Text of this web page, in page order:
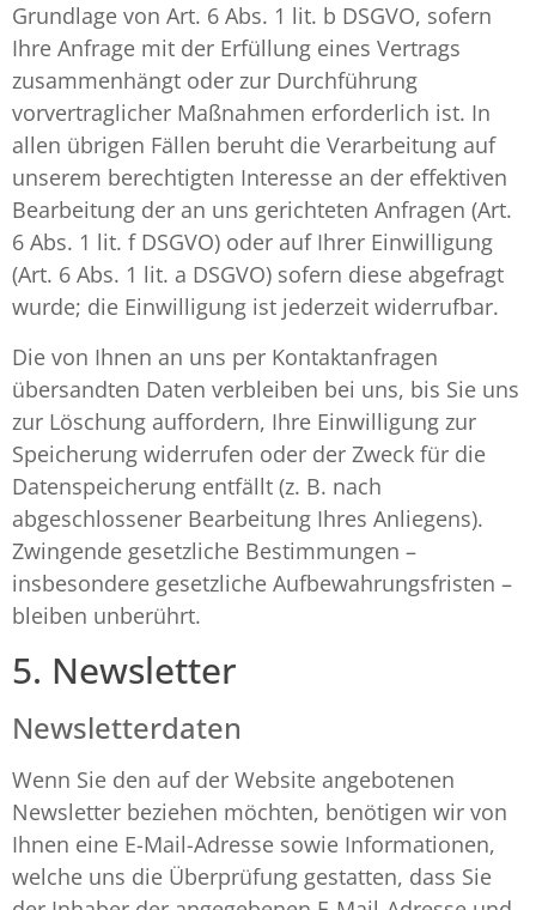
Grundlage von Art. 6 Abs. 1 lit. b DSGVO, sofern
Ihre Anfrage mit der Erfüllung eines Vertrags
zusammenhängt oder zur Durchführung
vorvertraglicher Maßnahmen erforderlich ist. In
allen übrigen Fällen beruht die Verarbeitung auf
unserem berechtigten Interesse an der effektiven
Bearbeitung der an uns gerichteten Anfragen (Art.
6 Abs. 1 lit. f DSGVO) oder auf Ihrer Einwilligung
(Art. 6 Abs. 1 lit. a DSGVO) sofern diese abgefragt
wurde; die Einwilligung ist jederzeit widerrufbar.
Die von Ihnen an uns per Kontaktanfragen
übersandten Daten verbleiben bei uns, bis Sie uns
zur Löschung auffordern, Ihre Einwilligung zur
Speicherung widerrufen oder der Zweck für die
Datenspeicherung entfällt (z. B. nach
abgeschlossener Bearbeitung Ihres Anliegens).
Zwingende gesetzliche Bestimmungen –
insbesondere gesetzliche Aufbewahrungsfristen –
bleiben unberührt.
5. Newsletter
Newsletter­daten
Wenn Sie den auf der Website angebotenen
Newsletter beziehen möchten, benötigen wir von
Ihnen eine E-Mail-Adresse sowie Informationen,
welche uns die Überprüfung gestatten, dass Sie